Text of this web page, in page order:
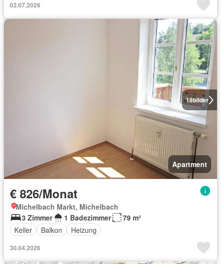
02.07.2026
18bilder
Apartment
€ 826/Monat
Michelbach Markt, Michelbach
3 Zimmer
1 Badezimmer
79 m²
Keller
Balkon Heizung
30.04.2026